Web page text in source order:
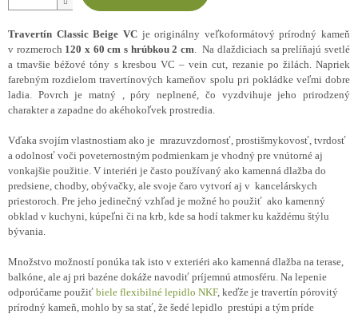
Travertín Classic Beige VCje originálny veľkoformátový prírodný kameň
v rozmeroch 120 x 60 cm s hrúbkou 2 cm. Na dlaždiciach sa prelíňajú svetlé
a tmavšie béžové tóny s kresbou VC – vein cut, rezanie po žilách. Napriek
farebným rozdielom travertínových kameňov spolu pri pokládke veľmi dobre
ladia. Povrch je matný , póry neplnené, čo vyzdvihuje jeho prirodzený
charakter a zapadne do akéhokoľvek prostredia.
Vďaka svojím vlastnostiam ako je mrazuvzdornosť, prostišmykovosť, tvrdosť
a odolnosť voči poveternostným podmienkam je vhodný pre vnútorné aj
vonkajšie použitie. V interiéri je často používaný ako kamenná dlažba do
predsiene, chodby, obývačky, ale svoje čaro vytvorí aj v kancelárskych
priestoroch. Pre jeho jedinečný vzhľad je možné ho použiť ako kamenný
obklad v kuchyni, kúpeľni či na krb, kde sa hodí takmer ku každému štýlu
bývania.
Množstvo možností ponúka tak isto v exteriéri ako kamenná dlažba na terase,
balkóne, ale aj pri bazéne dokáže navodiť príjemnú atmosféru. Na lepenie
odporúčame použiť biele flexibilné lepidlo NKF, keďže je travertín pórovitý
prírodný kameň, mohlo by sa stať, že šedé lepidlo prestúpi a tým príde